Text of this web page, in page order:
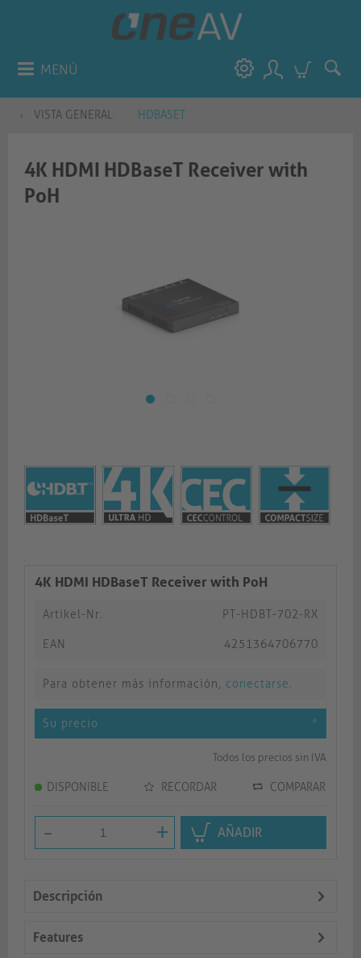
MENÚ
VISTA GENERAL HDBASET
4K HDMI HDBaseT Receiver with
PoH
4K HDMI HDBaseT Receiver with PoH
Artikel-Nr. PT-HDBT-702-RX
EAN 4251364706770
Para obtener más información, conectarse.
Su precio *
Todos los precios sin IVA
DISPONIBLE RECORDAR COMPARAR
- + AÑADIR
Descripción
Features